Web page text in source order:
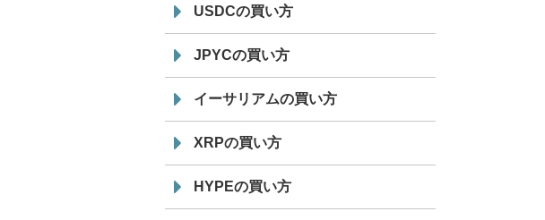
USDCの買い方
JPYCの買い方
イーサリアムの買い方
XRPの買い方
HYPEの買い方